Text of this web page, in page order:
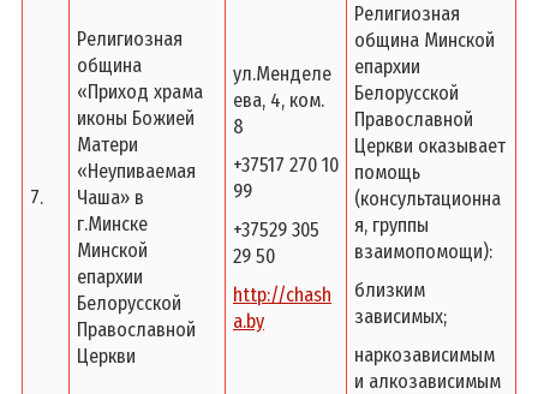
7.
Религиозная
община
«Приход храма
иконы Божией
Матери
«Неупиваемая
Чаша» в
г.Минске
Минской
епархии
Белорусской
Православной
Церкви
ул.Менделе
ева, 4, ком.
8
+37517 270 10
99
+37529 305
29 50
http://chash
a.by
Религиозная
община Минской
епархии
Белорусской
Православной
Церкви оказывает
помощь
(консультационна
я, группы
взаимопомощи):
близким
зависимых;
наркозависимым
и алкозависимым